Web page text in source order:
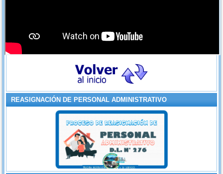
REASIGNACIÓN DE PERSONAL ADMINISTRATIVO